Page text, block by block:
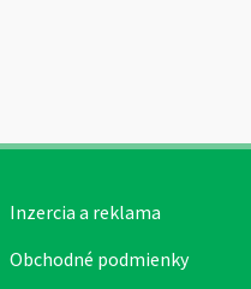
Inzercia a reklama
Obchodné podmienky